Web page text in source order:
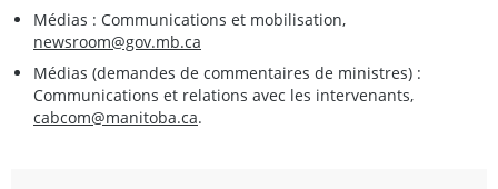
Médias : Communications et mobilisation,
newsroom@gov.mb.ca
Médias (demandes de commentaires de ministres) :
Communications et relations avec les intervenants,
cabcom@manitoba.ca.